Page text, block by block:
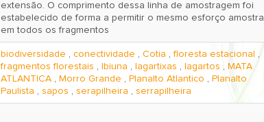
extensão. O comprimento dessa linha de amostragem foi
estabelecido de forma a permitir o mesmo esforço amostral
em todos os fragmentos
biodiversidade , conectividade , Cotia ,floresta estacional
,
fragmentos florestais , Ibiuna , lagartixas , lagartos , MATA
ATLANTICA , Morro Grande , Planalto Atlantico , Planalto
Paulista , sapos , serapilheira , serrapilheira